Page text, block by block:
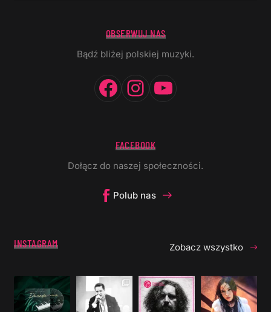
OBSERWUJ NAS
Bądź bliżej polskiej muzyki.
Facebook
Instagram
FACEBOOK
Dołącz do naszej społeczności.
Polub nas
INSTAGRAM Zobacz wszystko